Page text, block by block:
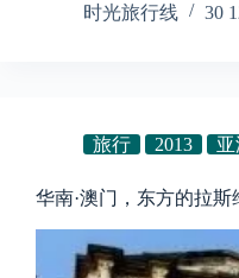
时光旅行线
30
旅行 2013 亚
华南·澳门，东方的拉斯